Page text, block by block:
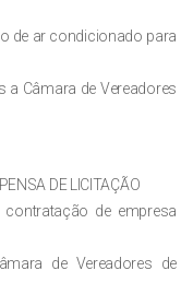
de ar condicionado para
a Câmara de Vereadores
DE LICITAÇÃO
de empresa
de Vereadores de